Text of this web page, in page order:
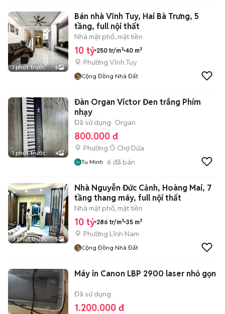
1 phút trước 5
Bán nhà Vĩnh Tuy, Hai Bà Trưng, 5
tầng, full nội thất
Nhà mặt phố, mặt tiền
10 tỷ 250 tr/m² 40 m²
Phường Vĩnh Tuy
Cộng Đồng Nhà Đất
1 phút trước 4
Đàn Organ Victor Đen trắng Phím
nhạy
Đã sử dụng Organ
800.000 đ
Phường Ô Chợ Dừa
Tu Minh 6 đã bán
3 phút trước 5
Nhà Nguyễn Đức Cảnh, Hoàng Mai, 7
tầng thang máy, full nội thất
Nhà mặt phố, mặt tiền
10 tỷ 286 tr/m² 35 m²
Phường Lĩnh Nam
Cộng Đồng Nhà Đất
Máy in Canon LBP 2900 laser nhỏ gọn
Đã sử dụng
1.200.000 đ